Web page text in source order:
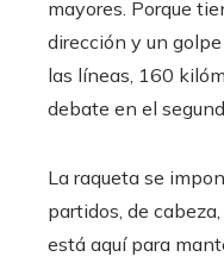
mayores. Porque
dirección y un
las líneas, 160
debate en el
La raqueta se
partidos, de
está aquí para